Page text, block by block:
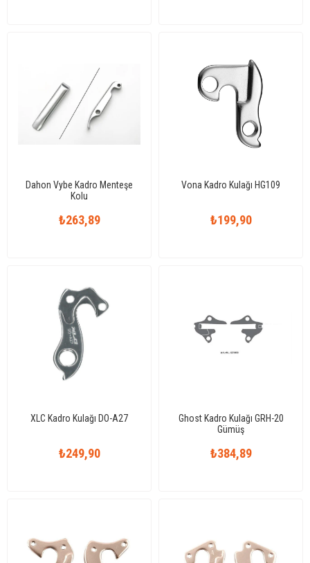
Dahon Vybe Kadro Menteşe
Kolu
₺263,89
Vona Kadro Kulağı HG109
₺199,90
XLC Kadro Kulağı DO-A27
₺249,90
Ghost Kadro Kulağı GRH-20
Gümüş
₺384,89